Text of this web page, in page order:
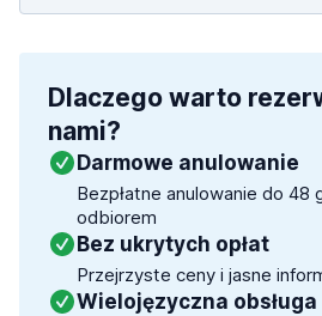
Dlaczego warto
nami?
Darmowe anulowanie
Bezpłatne anulowanie do 48
odbiorem
Bez ukrytych opłat
Przejrzyste ceny i jasne
Wielojęzyczna